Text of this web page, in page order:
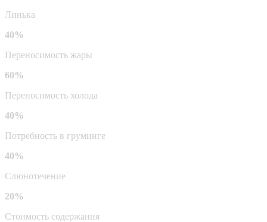
Линька
40%
Переносимость жары
60%
Переносимость холода
40%
Потребность в груминге
40%
Слюнотечение
20%
Стоимость содержания